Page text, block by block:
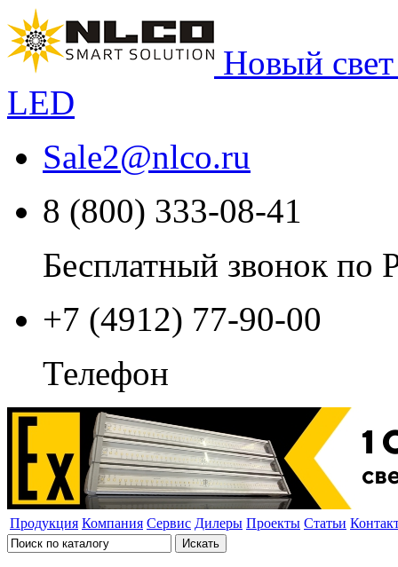
Новый
LED
Sale2@nlco.ru
8 (800) 333-08-41
Бесплатный звонок по
+7 (4912) 77-90-00
Телефон
Продукция Компания Сервис Дилеры Проекты Статьи